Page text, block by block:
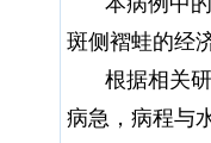
斑侧褶蛙的经
根据相关
病急，病程与